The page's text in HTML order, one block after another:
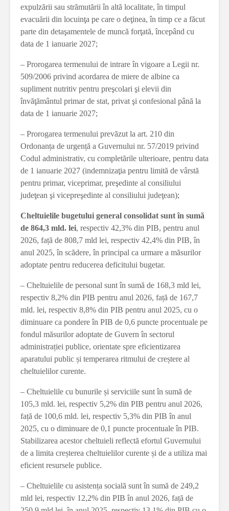
expulzării sau strămutării în altă localitate, în timpul
evacuării din locuinţa pe care o deţinea, în timp ce a făcut
parte din detaşamentele de muncă forţată, începând cu
data de 1 ianuarie 2027;
– Prorogarea termenului de intrare în vigoare a Legii nr.
509/2006 privind acordarea de miere de albine ca
supliment nutritiv pentru preşcolari şi elevii din
învăţământul primar de stat, privat şi confesional până la
data de 1 ianuarie 2027;
– Prorogarea termenului prevăzut la art. 210 din
Ordonanța de urgență a Guvernului nr. 57/2019 privind
Codul administrativ, cu completările ulterioare, pentru data
de 1 ianuarie 2027 (indemnizaţia pentru limită de vârstă
pentru primar, viceprimar, preşedinte al consiliului
judeţean şi vicepreşedinte al consiliului judeţean);
Cheltuielile bugetului general consolidat sunt în sumă
de 864,3 mld. lei, respectiv 42,3% din PIB, pentru anul
2026, față de 808,7 mld lei, respectiv 42,4% din PIB, în
anul 2025, în scădere, în principal ca urmare a măsurilor
adoptate pentru reducerea deficitului bugetar.
– Cheltuielile de personal sunt în sumă de 168,3 mld lei,
respectiv 8,2% din PIB pentru anul 2026, față de 167,7
mld. lei, respectiv 8,8% din PIB pentru anul 2025, cu o
diminuare ca pondere în PIB de 0,6 puncte procentuale pe
fondul măsurilor adoptate de Guvern în sectorul
administrației publice, orientate spre eficientizarea
aparatului public și temperarea ritmului de creștere al
cheltuielilor curente.
– Cheltuielile cu bunurile și serviciile sunt în sumă de
105,3 mld. lei, respectiv 5,2% din PIB pentru anul 2026,
față de 100,6 mld. lei, respectiv 5,3% din PIB în anul
2025, cu o diminuare de 0,1 puncte procentuale în PIB.
Stabilizarea acestor cheltuieli reflectă efortul Guvernului
de a limita creșterea cheltuielilor curente și de a utiliza mai
eficient resursele publice.
– Cheltuielile cu asistența socială sunt în sumă de 249,2
mld lei, respectiv 12,2% din PIB în anul 2026, față de